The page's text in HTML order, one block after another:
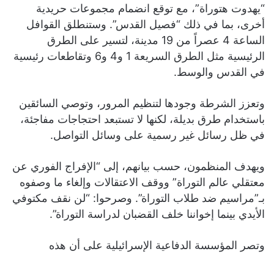
“يهدوت هتوراة”، مع توقع انضمام مجموعات حريدية
أخرى، بما في ذلك “فصيل القدس”. وستنطلق القوافل
الساعة 4 عصراً من 19 مدينة، لتسير على الطرق
الرئيسية مثل الطرق السريعة 1 و4 و6 وتقاطعات رئيسية
في القدس والوسط.
وتعزز الشرطة وجودها لتنظيم المرور، وتوصي السائقين
باستخدام طرق بديلة، لكنها لا تستبعد احتجاجات مفاجئة،
في ظل رسائل غير رسمية على وسائل التواصل.
ويهدف المنظمون، حسب بيانهم، إلى “الإفراج الفوري عن
معتقلي عالم التوراة” ووقف الاعتقالات وإلغاء ما وصفوه
بـ”مراسيم ضد طلاب التوراة”. وصرحوا: “لن نقف مكتوفي
الأيدي بينما إخواننا خلف القضبان لدراسة التوراة”.
وتصر المؤسسة الدفاعية الإسرائيلية على أن هذه